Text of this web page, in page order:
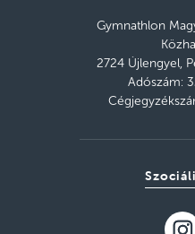
Gymnathlon
2724 Újlengyel,
Adószám: